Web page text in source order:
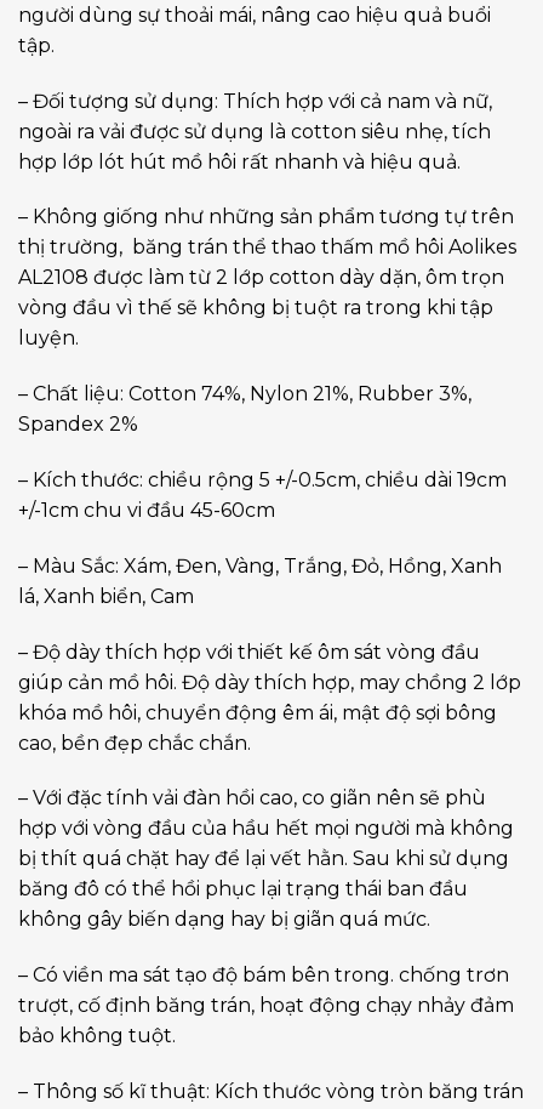
người dùng sự thoải mái, nâng cao hiệu quả buổi
tập.
– Đối tượng sử dụng: Thích hợp với cả nam và nữ,
ngoài ra vải được sử dụng là cotton siêu nhẹ, tích
hợp lớp lót hút mồ hôi rất nhanh và hiệu quả.
– Không giống như những sản phẩm tương tự trên
thị trường, băng trán thể thao thấm mồ hôi Aolikes
AL2108 được làm từ 2 lớp cotton dày dặn, ôm trọn
vòng đầu vì thế sẽ không bị tuột ra trong khi tập
luyện.
– Chất liệu: Cotton 74%, Nylon 21%, Rubber 3%,
Spandex 2%
– Kích thước: chiều rộng 5 +/-0.5cm, chiều dài 19cm
+/-1cm chu vi đầu 45-60cm
– Màu Sắc: Xám, Đen, Vàng, Trắng, Đỏ, Hồng, Xanh
lá, Xanh biển, Cam
– Độ dày thích hợp với thiết kế ôm sát vòng đầu
giúp cản mồ hôi. Độ dày thích hợp, may chồng 2 lớp
khóa mồ hôi, chuyển động êm ái, mật độ sợi bông
cao, bền đẹp chắc chắn.
– Với đặc tính vải đàn hồi cao, co giãn nên sẽ phù
hợp với vòng đầu của hầu hết mọi người mà không
bị thít quá chặt hay để lại vết hằn. Sau khi sử dụng
băng đô có thể hồi phục lại trạng thái ban đầu
không gây biến dạng hay bị giãn quá mức.
– Có viền ma sát tạo độ bám bên trong. chống trơn
trượt, cố định băng trán, hoạt động chạy nhảy đảm
bảo không tuột.
– Thông số kĩ thuật: Kích thước vòng tròn băng trán